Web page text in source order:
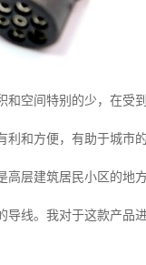
空间特别的少，在受
利和方便，有助于城市
层建筑居民小区的地
线。我对于这款产品